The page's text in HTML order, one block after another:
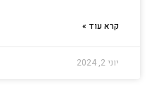
קרא עוד »
יוני 2, 2024